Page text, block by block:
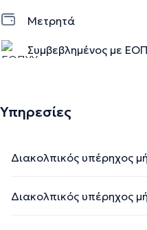
Μετρητά
Συμβεβλημένος με
Υπηρεσίες
Διακολπικός υπέρηχος
Διακολπικός υπέρηχος